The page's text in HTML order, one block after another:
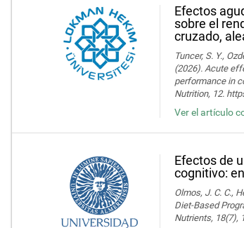
Efectos
sobre el
cruzado,
Tuncer, S. Y.,
(2026). Acute
performance in
Nutrition, 12.
Ver el artículo
Efectos de
cognitivo:
Olmos, J. C. C.,
Diet-Based
Nutrients, 18(7),